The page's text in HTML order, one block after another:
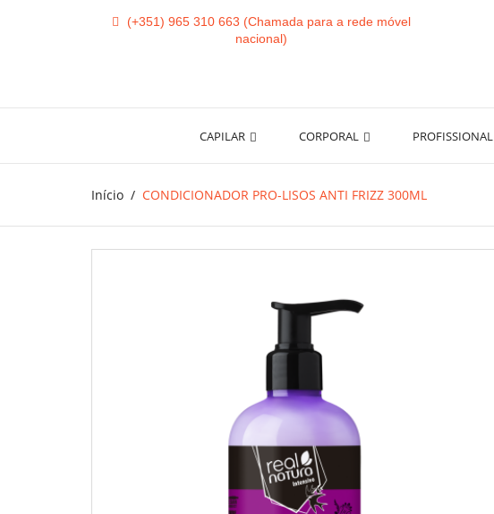
(+351) 965 310 663
CAPILAR CORPORAL PROFISSIONAL
Início CONDICIONADOR PRO-LISOS ANTI FRIZZ 300ML